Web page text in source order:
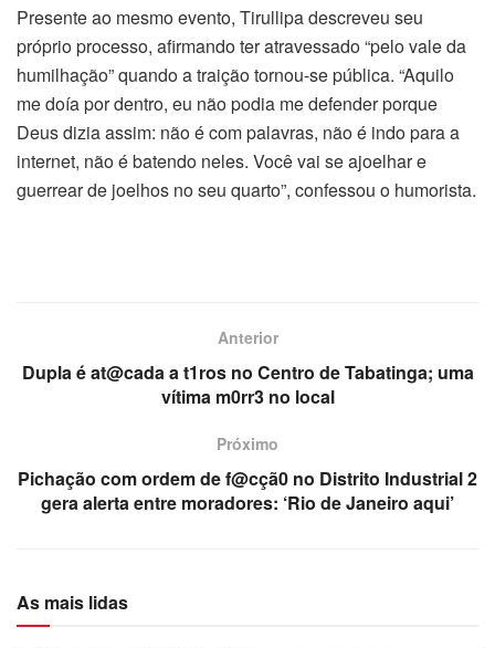
Presente ao mesmo evento, Tirullipa descreveu seu
próprio processo, afirmando ter atravessado “pelo vale da
humilhação” quando a traição tornou-se pública. “Aquilo
me doía por dentro, eu não podia me defender porque
Deus dizia assim: não é com palavras, não é indo para a
internet, não é batendo neles. Você vai se ajoelhar e
guerrear de joelhos no seu quarto”, confessou o humorista.
Anterior
Dupla é at@cada a t1ros no Centro de Tabatinga; uma
vítima m0rr3 no local
Próximo
Pichação com ordem de f@cçã0 no Distrito Industrial 2
gera alerta entre moradores: ‘Rio de Janeiro aqui’
As mais lidas